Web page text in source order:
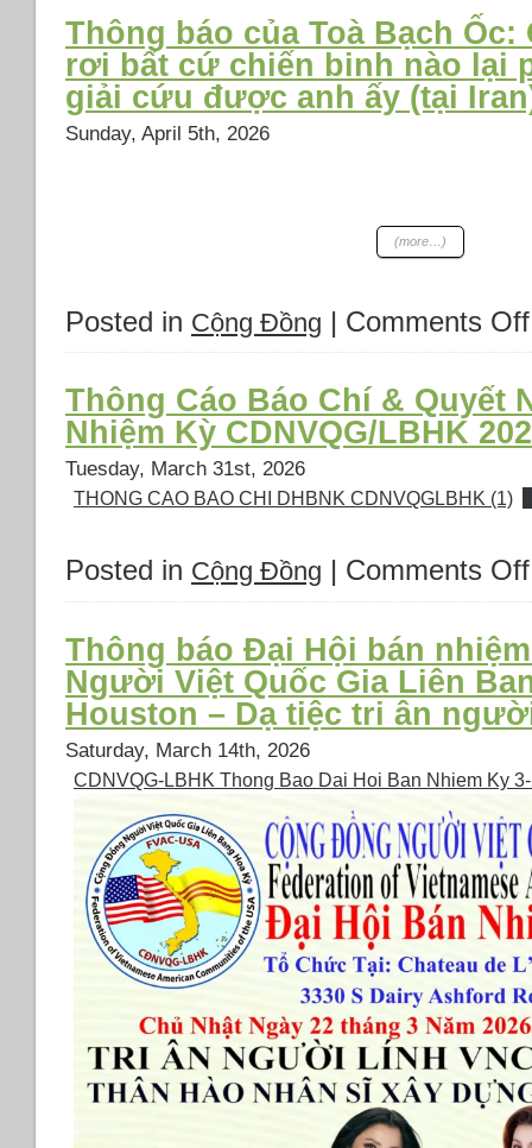
Thông báo của Toà Bạch
rơi bất cứ chiến binh nào lại
giải cứu được anh ấy (tại
Sunday, April 5th, 2026
(more…)
Posted in Cộng Đồng | Comments Off
Thông Cáo Báo Chí & Quyết
Nhiệm Kỳ CDNVQG/LBHK
Tuesday, March 31st, 2026
THONG CAO BAO CHI DHBNK CDNVQGLBHK (1)
Posted in Cộng Đồng | Comments Off
Thông báo Đại Hội bán
Người Việt Quốc Gia Liên
Houston – Dạ tiệc tri ân
Saturday, March 14th, 2026
CDNVQG-LBHK Thong Bao Dai Hoi Ban Nhiem Ky